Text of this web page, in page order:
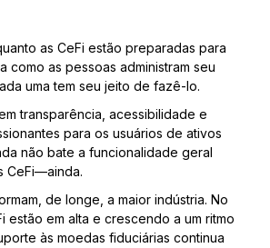
as CeFi estão preparadas para
como as pessoas administram seu
uma tem seu jeito de fazê-lo.
transparência, acessibilidade e
para os usuários de ativos
não bate a funcionalidade geral
CeFi—ainda.
de longe, a maior indústria. No
estão em alta e crescendo a um ritmo
às moedas fiduciárias continua